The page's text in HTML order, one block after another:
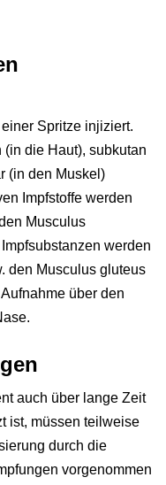
Spritze injiziert.
(in die Haut), subkutan
(in den Muskel)
Impfstoffe werden
Musculus
werden
den Musculus gluteus
über den
auch über lange Zeit
ist, müssen teilweise
durch die
vorgenommen